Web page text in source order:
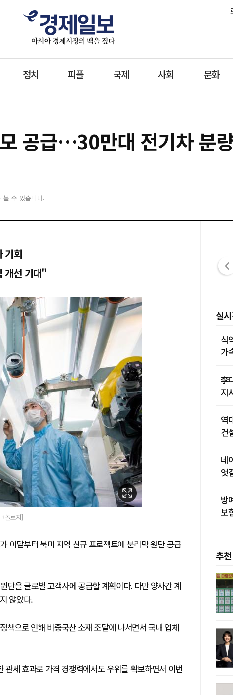
정치 피플 국제 사회 문화
공급…30만대 전기차 분
볼 수 있습니다.
기회
개선 기대"
놀로지]
이달부터 북미 지역 신규 프로젝트에 분리막 원단 공급
단을 글로벌 고객사에 공급할 계획이다. 다만 양사간 계
않았다.
책으로 인해 비중국산 소재 조달에 나서면서 국내 업체
세 효과로 가격 경쟁력에서도 우위를 확보하면서 이번
실
식
가
李
지
역
건
네
엇
방
보
추